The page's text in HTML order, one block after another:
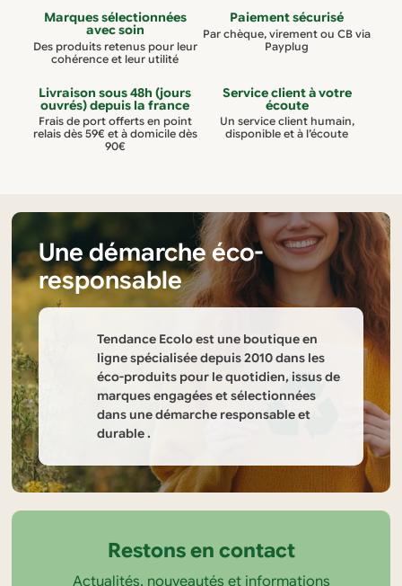
options
peuvent
être
choisies
sur
options
choisies
sur
produit
Marques sélectionnées
avec soin
Des produits retenus pour leur
cohérence et leur utilité
Paiement sécurisé
Par chèque, virement ou CB via
Payplug
Livraison sous 48h (jours
ouvrés) depuis la france
Frais de port offerts en point
relais dès 59€ et à domicile dès
90€
Service client à votre
écoute
Un service client humain,
disponible et à l’écoute
Informations
sur
boutique
Une démarche éco-
responsable
Tendance Ecolo est une boutique en
ligne spécialisée depuis 2010 dans les
éco-produits pour le quotidien, issus de
marques engagées et sélectionnées
dans une démarche responsable et
durable .
Restons en contact
Actualités, nouveautés et informations